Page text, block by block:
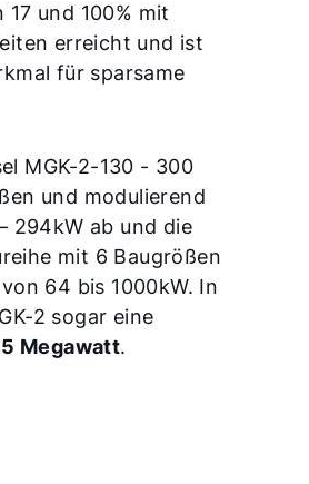
und 100% mit
erreicht und ist
für sparsame
MGK-2-130 - 300
und modulierend
294kW ab und die
mit 6 Baugrößen
64 bis 1000kW. In
2 sogar eine
5 Megawatt.